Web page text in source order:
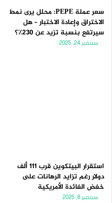
سعر عملة PEPE: محلل يرى نمط
الاختراق وإعادة الاختبار – هل
سيرتفع بنسبة تزيد عن 230٪؟
سبتمبر 24, 2025
استقرار البيتكوين قرب 111 ألف
دولار رغم تزايد الرهانات على
خفض الفائدة الأمريكية
سبتمبر 8, 2025